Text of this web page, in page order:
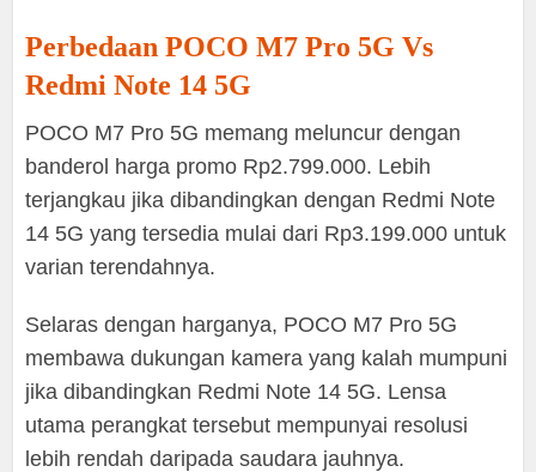
Perbedaan POCO M7 Pro 5G Vs
Redmi Note 14 5G
POCO M7 Pro 5G memang meluncur dengan
banderol harga promo Rp2.799.000. Lebih
terjangkau jika dibandingkan dengan Redmi Note
14 5G yang tersedia mulai dari Rp3.199.000 untuk
varian terendahnya.
Selaras dengan harganya, POCO M7 Pro 5G
membawa dukungan kamera yang kalah mumpuni
jika dibandingkan Redmi Note 14 5G. Lensa
utama perangkat tersebut mempunyai resolusi
lebih rendah daripada saudara jauhnya.